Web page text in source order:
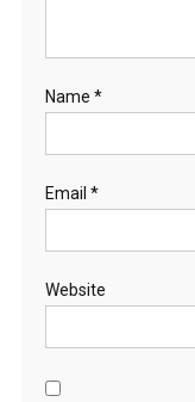
Name *
Email *
Website